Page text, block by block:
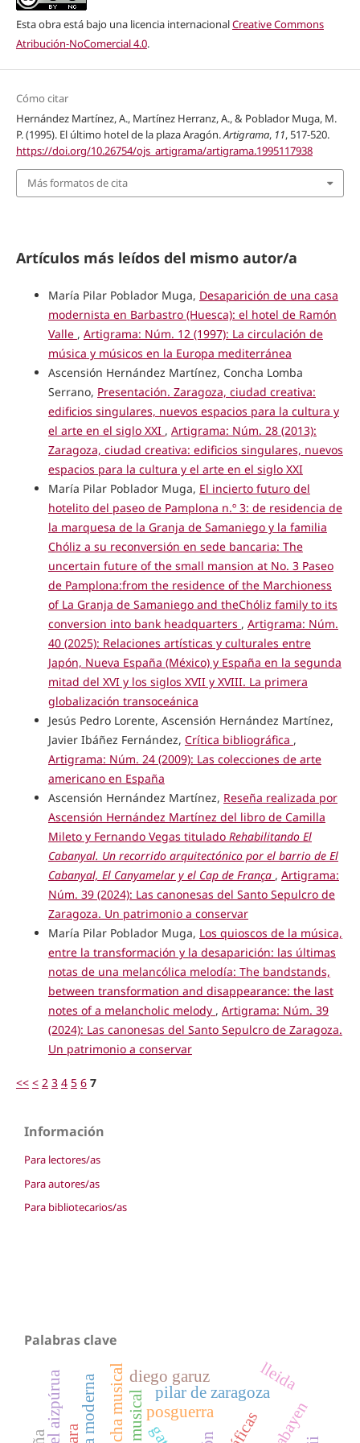
Esta obra está bajo una licencia internacionalCreative Commons
Atribución-NoComercial 4.0.
Cómo citar
Hernández Martínez, A., Martínez Herranz, A., & Poblador Muga, M.
P. (1995). El último hotel de la plaza Aragón.Artigrama, 11, 517-520.
https://doi.org/10.26754/ojs_artigrama/artigrama.1995117938
Más formatos de cita
Artículos más leídos del mismo autor/a
María Pilar Poblador Muga, Desaparición de una casa
modernista en Barbastro (Huesca): el hotel de Ramón
Valle , Artigrama: Núm. 12 (1997): La circulación de
música y músicos en la Europa mediterránea
Ascensión Hernández Martínez, Concha Lomba
Serrano, Presentación. Zaragoza, ciudad creativa:
edificios singulares, nuevos espacios para la cultura y
el arte en el siglo XXI , Artigrama: Núm. 28 (2013):
Zaragoza, ciudad creativa: edificios singulares, nuevos
espacios para la cultura y el arte en el siglo XXI
María Pilar Poblador Muga, El incierto futuro del
hotelito del paseo de Pamplona n.º 3: de residencia de
la marquesa de la Granja de Samaniego y la familia
Chóliz a su reconversión en sede bancaria: The
uncertain future of the small mansion at No. 3 Paseo
de Pamplona:from the residence of the Marchioness
of La Granja de Samaniego and theChóliz family to its
conversion into bank headquarters , Artigrama: Núm.
40 (2025): Relaciones artísticas y culturales entre
Japón, Nueva España (México) y España en la segunda
mitad del XVI y los siglos XVII y XVIII. La primera
globalización transoceánica
Jesús Pedro Lorente, Ascensión Hernández Martínez,
Javier Ibáñez Fernández, Crítica bibliográfica ,
Artigrama: Núm. 24 (2009): Las colecciones de arte
americano en España
Ascensión Hernández Martínez, Reseña realizada por
Ascensión Hernández Martínez del libro de Camilla
Mileto y Fernando Vegas titulado Rehabilitando El
Cabanyal. Un recorrido arquitectónico por el barrio de El
Cabanyal, El Canyamelar y el Cap de França , Artigrama:
Núm. 39 (2024): Las canonesas del Santo Sepulcro de
Zaragoza. Un patrimonio a conservar
María Pilar Poblador Muga, Los quioscos de la música,
entre la transformación y la desaparición: las últimas
notas de una melancólica melodía: The bandstands,
between transformation and disappearance: the last
notes of a melancholic melody , Artigrama: Núm. 39
(2024): Las canonesas del Santo Sepulcro de Zaragoza.
Un patrimonio a conservar
<< < 2 3 4 5 6 7
Información
Para lectores/as
Para autores/as
Para bibliotecarios/as
Palabras clave
escucha musical posguerra
pilar de zaragozalleida
diego garuz